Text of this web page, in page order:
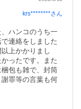
krs********さん
ハンコのうち一
連絡をしました
上かかりまし
ったです。また
包も雑で、封筒
罪等の言葉も何